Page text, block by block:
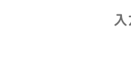
、個人情報を適切に入